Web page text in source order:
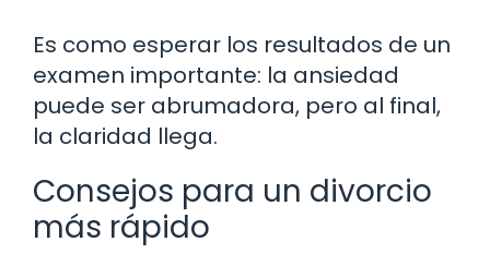
Es como esperar los resultados de un
examen importante: la ansiedad
puede ser abrumadora, pero al final,
la claridad llega.
Consejos para un divorcio
más rápido